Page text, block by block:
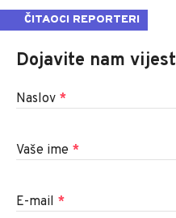
ČITAOCI REPORTERI
Dojavite nam vijest
Naslov *
Vaše ime *
E-mail *